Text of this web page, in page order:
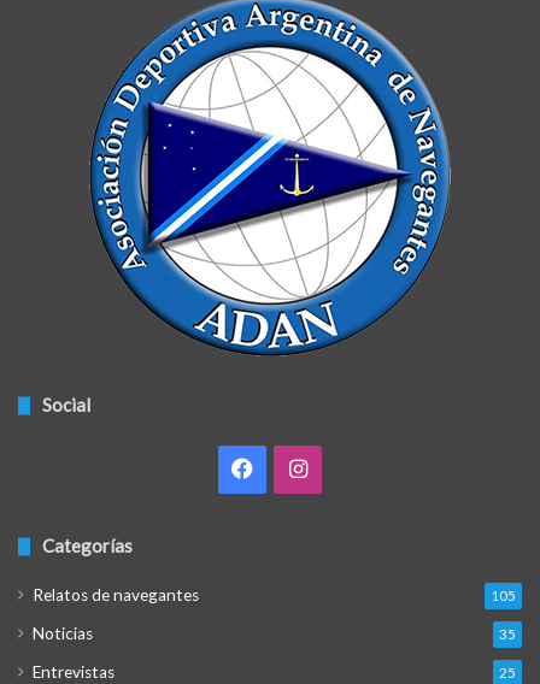
Social
FacebookInstagram
Categorías
Relatos de navegantes 105
Noticias 35
Entrevistas 25